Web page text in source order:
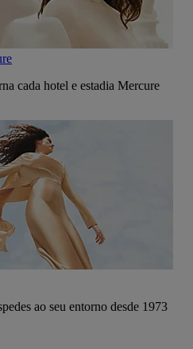
cada hotel e estadia Mercure
ao seu entorno desde 1973